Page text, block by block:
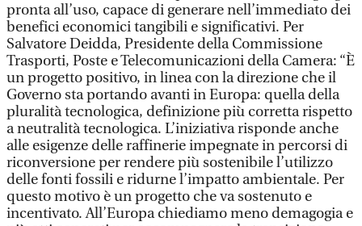
pronta all’uso, capace di generare nell’immediato dei
benefici economici tangibili e significativi. Per
Salvatore Deidda, Presidente della Commissione
Trasporti, Poste e Telecomunicazioni della Camera: “È
un progetto positivo, in linea con la direzione che il
Governo sta portando avanti in Europa: quella della
pluralità tecnologica, definizione più corretta rispetto
a neutralità tecnologica. L’iniziativa risponde anche
alle esigenze delle raffinerie impegnate in percorsi di
riconversione per rendere più sostenibile l’utilizzo
delle fonti fossili e ridurne l’impatto ambientale. Per
questo motivo è un progetto che va sostenuto e
incentivato. All’Europa chiediamo meno demagogia e